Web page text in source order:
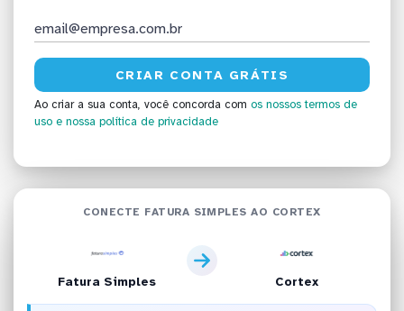
Ao criar a sua conta, você concorda com os nossos termos de
uso e nossa política de privacidade
CONECTE FATURA SIMPLES AO CORTEX
Fatura Simples Cortex